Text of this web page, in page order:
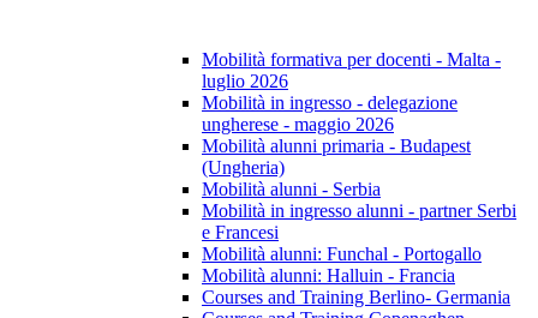
Mobilità formativa per docenti - Malta -
luglio 2026
Mobilità in ingresso - delegazione
ungherese - maggio 2026
Mobilità alunni primaria - Budapest
(Ungheria)
Mobilità alunni - Serbia
Mobilità in ingresso alunni - partner Serbi
e Francesi
Mobilità alunni: Funchal - Portogallo
Mobilità alunni: Halluin - Francia
Courses and Training Berlino- Germania